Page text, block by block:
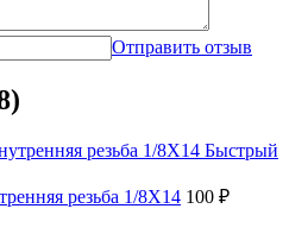
Отправить отзыв
Быстрый
резьба 1/8X14 100 ₽